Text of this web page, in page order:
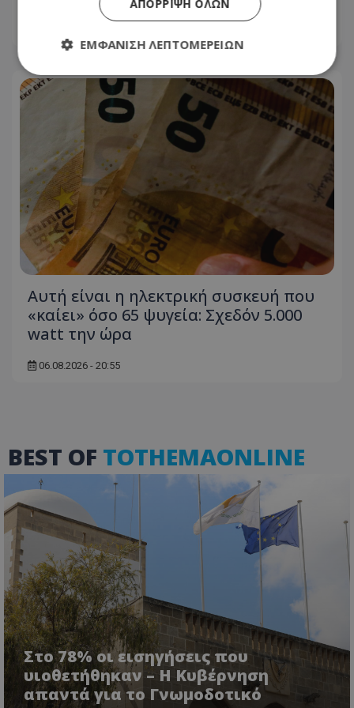
Αυτή είναι η ηλεκτρική συσκευή που
«καίει» όσο 65 ψυγεία: Σχεδόν 5.000
watt την ώρα
06.08.2026 - 20:55
BEST OF TOTHEMAONLINE
Στο 78% οι εισηγήσεις που
υιοθετήθηκαν – Η Κυβέρνηση
απαντά για το Γνωμοδοτικό
ΑΠΌΡΡΙΨΗ ΌΛΩΝ
ΕΜΦΆΝΙΣΗ ΛΕΠΤΟΜΕΡΕΙΏΝ
Απολύτως απαραίτητα
Απόδοσης
Λειτουργικότητας
Μη ταξινομημένα
Τα απολύτως απαραίτητα cookies επιτρέπουν
βασικές λειτουργίες του ιστότοπου, όπως τη
σύνδεση χρήστη και τη διαχείριση λογαριασμού.
Ο ιστότοπος δεν μπορεί να χρησιμοποιηθεί σωστά
χωρίς τα απολύτως απαραίτητα cookies.
Ονοματεπώνυμο
Προμηθευτής/
Πεδίο
usprivacy
.lifenewscy.tothemaonline.com
VISITOR_PRIVACY_METADATA
.youtube.com